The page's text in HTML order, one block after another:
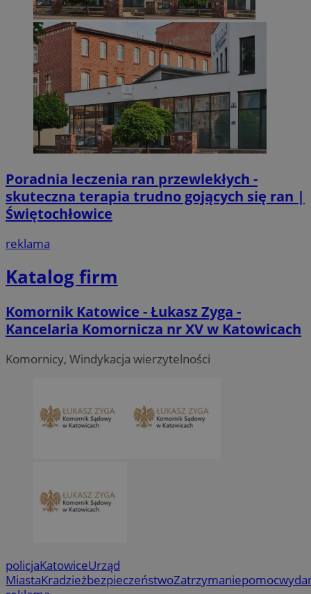
Poradnia leczenia ran przewlekłych -
skuteczna terapia trudno gojących się ran |
Świętochłowice
reklama
Katalog firm
Komornik Katowice - Łukasz Zyga -
Kancelaria Komornicza nr XV w Katowicach
Komornicy, Windykacja wierzytelności
policjaKatowiceUrząd
MiastaKradzieżbezpieczeństwoZatrzymaniepomoc